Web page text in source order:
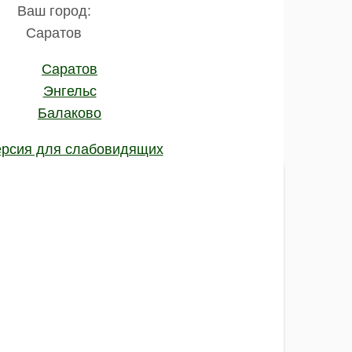
диагностики слуховых проблем,
в форме буквы "U", издающих звук
Ваш город:
Саратов
Саратов
Энгельс
Балаково
для слабовидящих